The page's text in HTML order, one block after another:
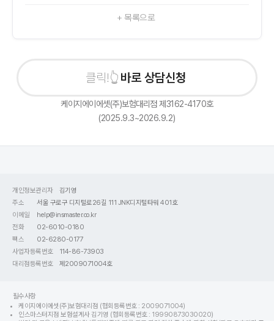
+ 목록으로
바로 상담신청하
케이지에이에셋(주)보험대리점 제3162-4170호
(2025.9.3~2026.9.2)
개인정보관리자
김기영
주소
서울 구로구 디지털로26길 111 JNK디지털타워 401호
이메일
help@insmaster.co.kr
전화
02-6010-0180
팩스
02-6280-0177
사업자등록번호
114-86-73903
대리점등록번호
제2009071004호
필수사항
케이지에이에셋(주)보험대리점 (협회등록번호 : 2009071004)
인스마스터지점 보험설계사 김기영 (협회등록번호 : 19990873030020)